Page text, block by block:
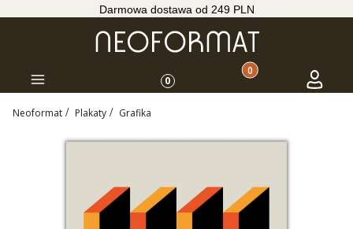
Darmowa dostawa od 249 PLN
Menu 0 Produkty w koszyku:
Koszyk Zaloguj
Neoformat Plakaty Grafika